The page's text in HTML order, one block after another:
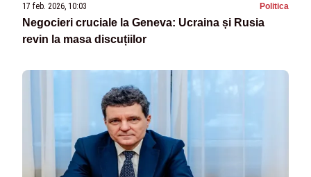
17 feb. 2026, 10:03 Politica
Negocieri cruciale la Geneva: Ucraina și Rusia
revin la masa discuțiilor